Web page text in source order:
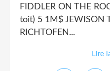
FIDDLER ON THE
toit) 5 1M$ JEWISON
RICHTOFEN...
Lire